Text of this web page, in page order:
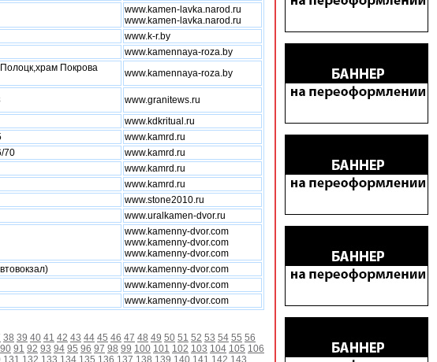
www.kamen-lavka.narod.ru
www.kamen-lavka.narod.ru
www.k-r.by
www.kamennaya-roza.by
Покрова
www.kamennaya-roza.by
www.granitews.ru
www.kdkritual.ru
www.kamrd.ru
70
www.kamrd.ru
www.kamrd.ru
www.kamrd.ru
www.stone2010.ru
www.uralkamen-dvor.ru
www.kamenny-dvor.com
www.kamenny-dvor.com
www.kamenny-dvor.com
www.kamenny-dvor.com
www.kamenny-dvor.com
www.kamenny-dvor.com
38 39 40 41 42 43 44 45 46 47 48 49 50 51 52 53 54 55 56
90 91 92 93 94 95 96 97 98 99 100 101 102 103 104 105 106
131 132 133 134 135 136 137 138 139 140 141 142 143